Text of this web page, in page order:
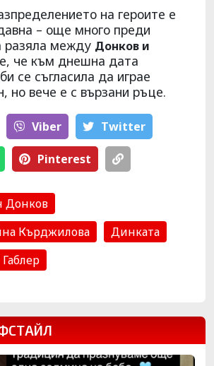
на героите е
– още много преди
разяла между Донков и
че към днешна дата
се съгласила да играе
но вече е с вързани ръце.
Viber Тwitter
Pinterest
Донков
Кърджилова
Динката